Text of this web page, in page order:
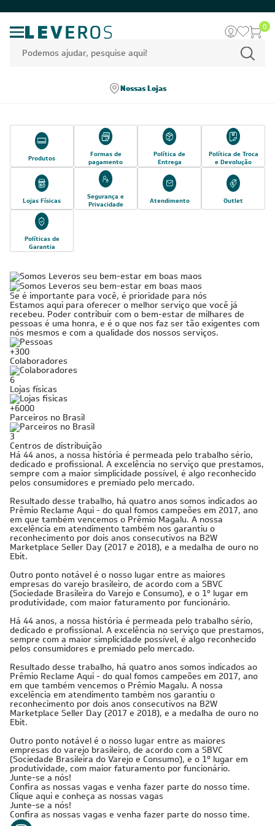
0
Nossas Lojas
Produtos
Formas de
pagamento
Política de
Entrega
Política de Troca
e Devolução
Lojas Físicas
Segurança e
Privacidade
Atendimento Outlet
Políticas de
Garantia
Se é importante para você, é prioridade para nós
Estamos aqui para oferecer o melhor serviço que você já
recebeu. Poder contribuir com o bem-estar de milhares de
pessoas é uma honra, e é o que nos faz ser tão exigentes com
nós mesmos e com a qualidade dos nossos serviços.
+300
Colaboradores
6
Lojas físicas
+6000
Parceiros no Brasil
3
Centros de distribuição
Há 44 anos, a nossa história é permeada pelo trabalho sério,
dedicado e profissional. A excelência no serviço que prestamos,
sempre com a maior simplicidade possível, é algo reconhecido
pelos consumidores e premiado pelo mercado.
Resultado desse trabalho, há quatro anos somos indicados ao
Prêmio Reclame Aqui - do qual fomos campeões em 2017, ano
em que também vencemos o Prêmio Magalu. A nossa
excelência em atendimento também nos garantiu o
reconhecimento por dois anos consecutivos na B2W
Marketplace Seller Day (2017 e 2018), e a medalha de ouro no
Ebit.
Outro ponto notável é o nosso lugar entre as maiores
empresas do varejo brasileiro, de acordo com a SBVC
(Sociedade Brasileira do Varejo e Consumo), e o 1º lugar em
produtividade, com maior faturamento por funcionário.
Há 44 anos, a nossa história é permeada pelo trabalho sério,
dedicado e profissional. A excelência no serviço que prestamos,
sempre com a maior simplicidade possível, é algo reconhecido
pelos consumidores e premiado pelo mercado.
Resultado desse trabalho, há quatro anos somos indicados ao
Prêmio Reclame Aqui - do qual fomos campeões em 2017, ano
em que também vencemos o Prêmio Magalu. A nossa
excelência em atendimento também nos garantiu o
reconhecimento por dois anos consecutivos na B2W
Marketplace Seller Day (2017 e 2018), e a medalha de ouro no
Ebit.
Outro ponto notável é o nosso lugar entre as maiores
empresas do varejo brasileiro, de acordo com a SBVC
(Sociedade Brasileira do Varejo e Consumo), e o 1º lugar em
produtividade, com maior faturamento por funcionário.
Junte-se a nós!
Confira as nossas vagas e venha fazer parte do nosso time.
Clique aqui e conheça as nossas vagas
Junte-se a nós!
Confira as nossas vagas e venha fazer parte do nosso time.